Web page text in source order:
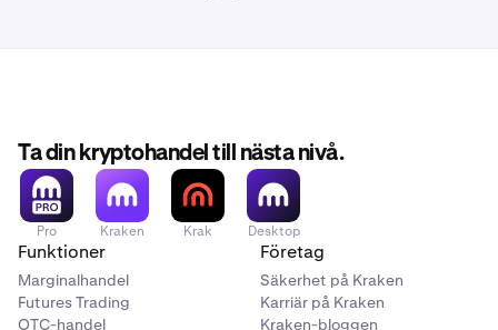
Ta din kryptohandel till nästa nivå.
Pro Kraken Krak Desktop
Funktioner
Marginalhandel
Futures Trading
OTC-handel
Företag
Säkerhet på Kraken
Karriär på Kraken
Kraken-bloggen